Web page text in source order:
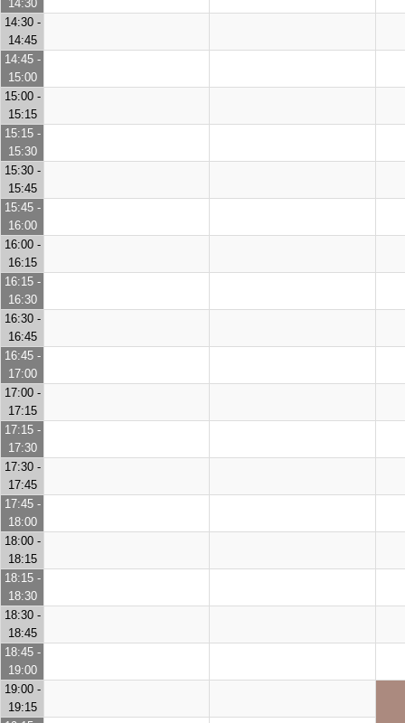
14:30
14:30 -
14:45
14:45 -
15:00
15:00 -
15:15
15:15 -
15:30
15:30 -
15:45
15:45 -
16:00
16:00 -
16:15
16:15 -
16:30
16:30 -
16:45
16:45 -
17:00
17:00 -
17:15
17:15 -
17:30
17:30 -
17:45
17:45 -
18:00
18:00 -
18:15
18:15 -
18:30
18:30 -
18:45
18:45 -
19:00
19:00 -
19:15